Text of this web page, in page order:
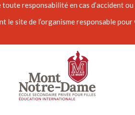
responsabilité en cas d’accident
le site de l’organisme responsable